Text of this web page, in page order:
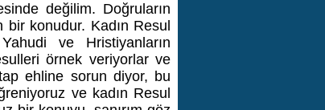
değilim. Doğruların
bir konudur. Kadın Resul
ve Hristiyanların
örnek veriyorlar ve
ehline sorun diyor, bu
ve kadın Resul